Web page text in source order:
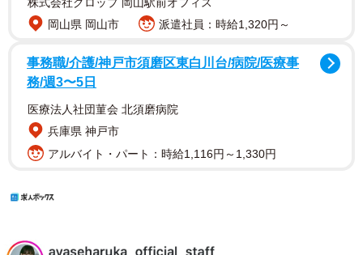
岡山県 岡山市
派遣社員：時給1,320円～
事務職/介護/神戸市須磨区東白川台/病院/医療事
務/週3〜5日
医療法人社団菫会 北須磨病院
兵庫県 神戸市
アルバイト・パート：時給1,116円～1,330円